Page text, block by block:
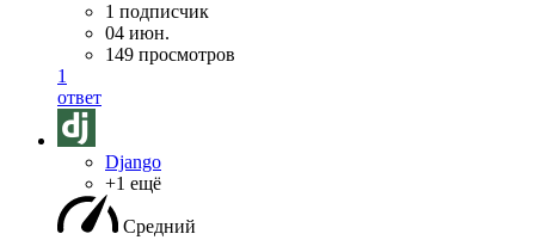
1 подписчик
04 июн.
149 просмотров
1
ответ
Django
+1 ещё
Средний